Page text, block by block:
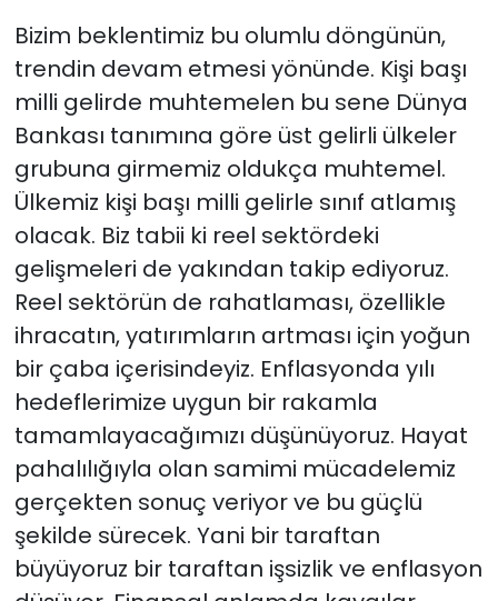
Bizim beklentimiz bu olumlu döngünün,
trendin devam etmesi yönünde. Kişi başı
milli gelirde muhtemelen bu sene Dünya
Bankası tanımına göre üst gelirli ülkeler
grubuna girmemiz oldukça muhtemel.
Ülkemiz kişi başı milli gelirle sınıf atlamış
olacak. Biz tabii ki reel sektördeki
gelişmeleri de yakından takip ediyoruz.
Reel sektörün de rahatlaması, özellikle
ihracatın, yatırımların artması için yoğun
bir çaba içerisindeyiz. Enflasyonda yılı
hedeflerimize uygun bir rakamla
tamamlayacağımızı düşünüyoruz. Hayat
pahalılığıyla olan samimi mücadelemiz
gerçekten sonuç veriyor ve bu güçlü
şekilde sürecek. Yani bir taraftan
büyüyoruz bir taraftan işsizlik ve enflasyon